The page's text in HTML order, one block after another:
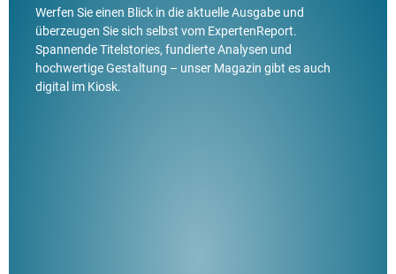
Werfen Sie einen Blick in die aktuelle Ausgabe und
überzeugen Sie sich selbst vom ExpertenReport.
Spannende Titelstories, fundierte Analysen und
hochwertige Gestaltung – unser Magazin gibt es auch
digital im Kiosk.